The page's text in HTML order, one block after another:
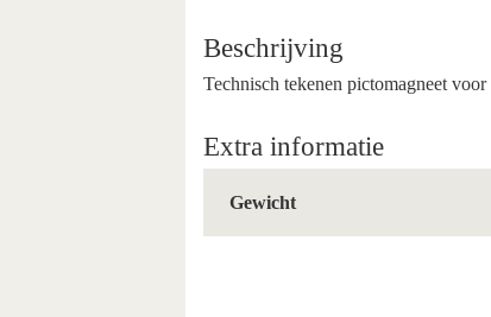
Beschrijving
Technisch tekenen pictomagneet
Extra informatie
Gewicht